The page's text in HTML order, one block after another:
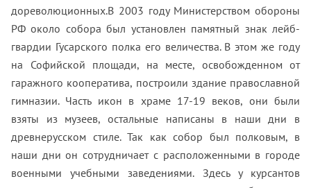
дореволюционных.В 2003 году Министерством обороны
РФ около собора был установлен памятный знак лейб-
гвардии Гусарского полка его величества. В этом же году
на Софийской площади, на месте, освобожденном от
гаражного кооператива, построили здание православной
гимназии. Часть икон в храме 17-19 веков, они были
взяты из музеев, остальные написаны в наши дни в
древнерусском стиле. Так как собор был полковым, в
наши дни он сотрудничает с расположенными в городе
военными учебными заведениями. Здесь у курсантов